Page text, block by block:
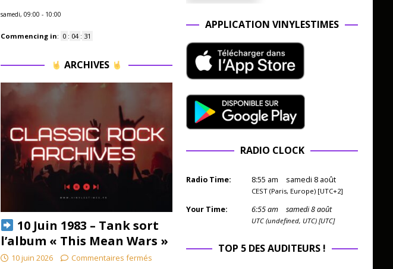
samedi, 09:00 - 10:00
Commencing in: 0 : 04 : 30
ARCHIVES
10 Juin 1983 – Tank sort
l’album « This Mean Wars »
10 juin 2026 Commentaires fermés
APPLICATION VINYLESTIMES
RADIO CLOCK
Radio Time: 8:55 am samedi 8 août
CEST (Paris, Europe) [UTC+2]
Your Time: 6:55am samedi 8 août
UTC (undefined, UTC) [UTC]
TOP 5 DES AUDITEURS !